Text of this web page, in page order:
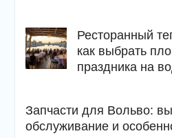
Ресторанный
как выбрать
праздника на
Запчасти для Вольво:
обслуживание и